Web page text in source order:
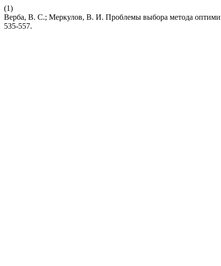
(1)
Верба, В. С.; Меркулов, В. И. Проблемы выбора метода
535-557.